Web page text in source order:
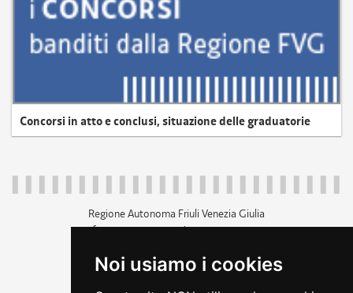
Noi usiamo i cookies
Concorsi in atto e conclusi, situazione delle graduatorie
Regione Autonoma Friuli Venezia Giulia
c.f. 80014930327; p.iva 00526040324
+39 040 3771111